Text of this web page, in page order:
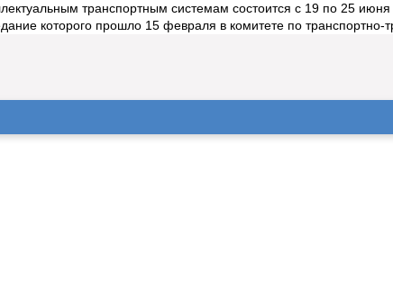
транспортным системам состоится с 19 по 25
которого прошло 15 февраля в комитете по транспортно-